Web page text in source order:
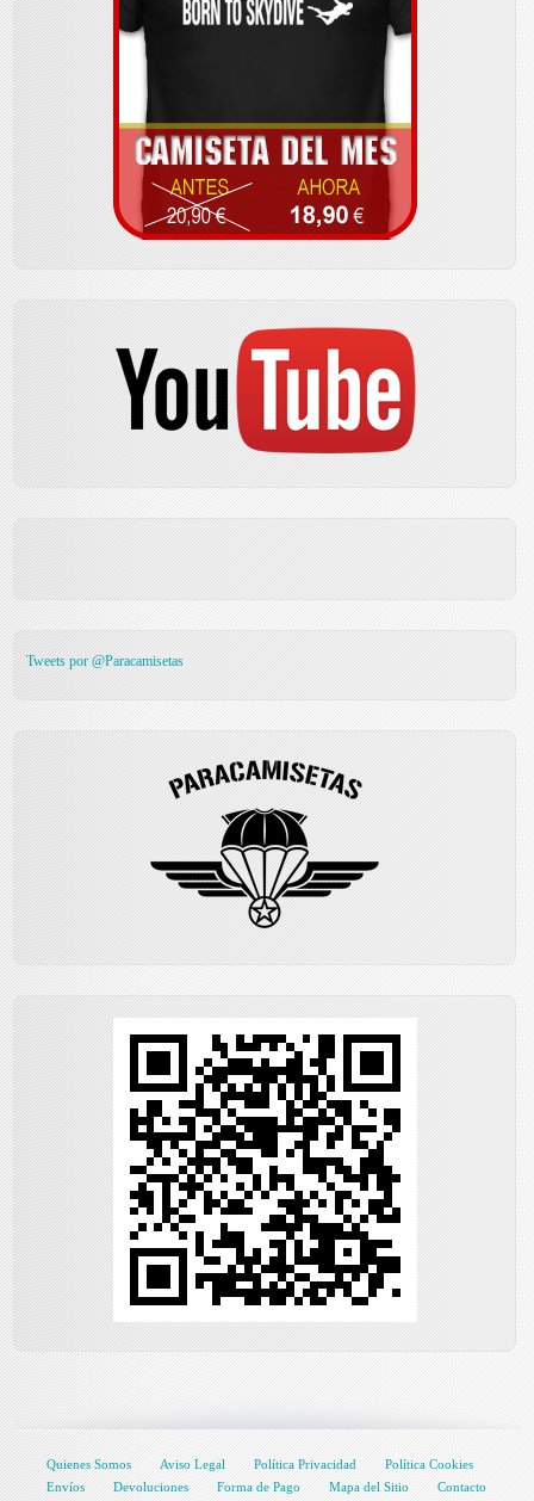
Tweets por @Paracamisetas
Quienes Somos Aviso Legal Política Privacidad
Política Cookies
Envíos
Devoluciones Forma de Pago Mapa del Sitio Contacto